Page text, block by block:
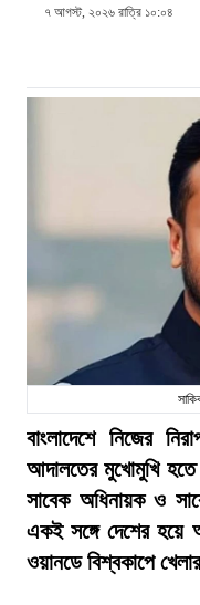
৭ আগস্ট, ২০২৬ রাত্রি ১০:০৪
বাংলাদেশে নিজের
আদালতের মুখোমুখি হতে
সাবেক অধিনায়ক ও
একই সঙ্গে দেশের হয়ে
ওয়ানডে বিশ্বকাপে